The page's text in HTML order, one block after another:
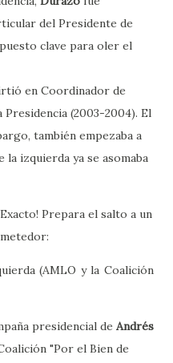
del Presidente de
clave para oler el
en Coordinador de
Presidencia (2003-2004). El
también empezaba a
izquierda ya se asomaba
Prepara el salto a un
(AMLO y la Coalición
presidencial de Andrés
"Por el Bien de